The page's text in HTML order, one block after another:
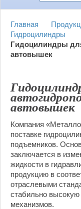
Главная
Гидроцилиндры
Гидоцилиндры
автовышек
автовышек
Компания
поставке
подъемников.
заключается в
жидкости в
продукцию в
отраслевыми
стабильно высокую
механизмов.